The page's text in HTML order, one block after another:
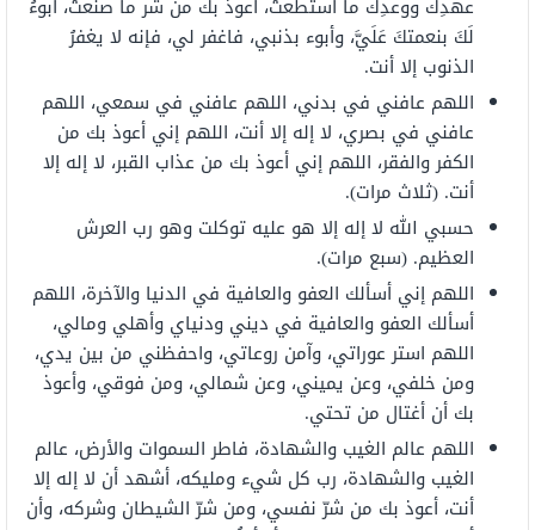
عهدِك ووعدِك ما استطعتُ، أعوذ بك من شر ما صنعتُ، أبوءُ
لَكَ بنعمتكَ عَلَيَّ، وأبوء بذنبي، فاغفر لي، فإنه لا يغفرُ
الذنوب إلا أنت.
اللهم عافني في بدني، اللهم عافني في سمعي، اللهم
عافني في بصري، لا إله إلا أنت، اللهم إني أعوذ بك من
الكفر والفقر، اللهم إني أعوذ بك من عذاب القبر، لا إله إلا
أنت. (ثلاث مرات).
حسبي الله لا إله إلا هو عليه توكلت وهو رب العرش
العظيم. (سبع مرات).
اللهم إني أسألك العفو والعافية في الدنيا والآخرة، اللهم
أسألك العفو والعافية في ديني ودنياي وأهلي ومالي،
اللهم استر عوراتي، وآمن روعاتي، واحفظني من بين يدي،
ومن خلفي، وعن يميني، وعن شمالي، ومن فوقي، وأعوذ
بك أن أغتال من تحتي.
اللهم عالم الغيب والشهادة، فاطر السموات والأرض، عالم
الغيب والشهادة، رب كل شيء ومليكه، أشهد أن لا إله إلا
أنت، أعوذ بك من شرّ نفسي، ومن شرّ الشيطان وشركه، وأن